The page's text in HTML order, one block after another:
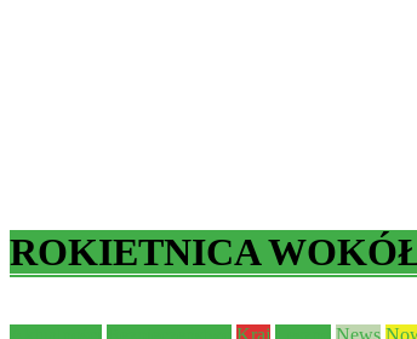
ROKIETNICA